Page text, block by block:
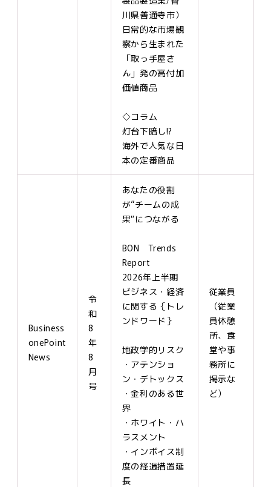
川県善通寺市）
日常的な市場観
察から生まれた
「取っ手屋さ
ん」発の高付加
価値商品
◇コラム
灯台下暗し⁉
海外で人気な日
本の定番商品
Business
onePoint
News
令
和
8
年
8
月
号
あなたの役割
が“チームの成
果”につながる
BON Trends
Report
2026年上半期
ビジネス・経済
に関する｛トレ
ンドワード｝
地政学的リスク
・アテンショ
ン・デトックス
・金利のある世
界
・ホワイト・ハ
ラスメント
・インボイス制
度の経過措置延
長
従業員
（従業
員休憩
所、食
堂や事
務所に
掲示な
ど）